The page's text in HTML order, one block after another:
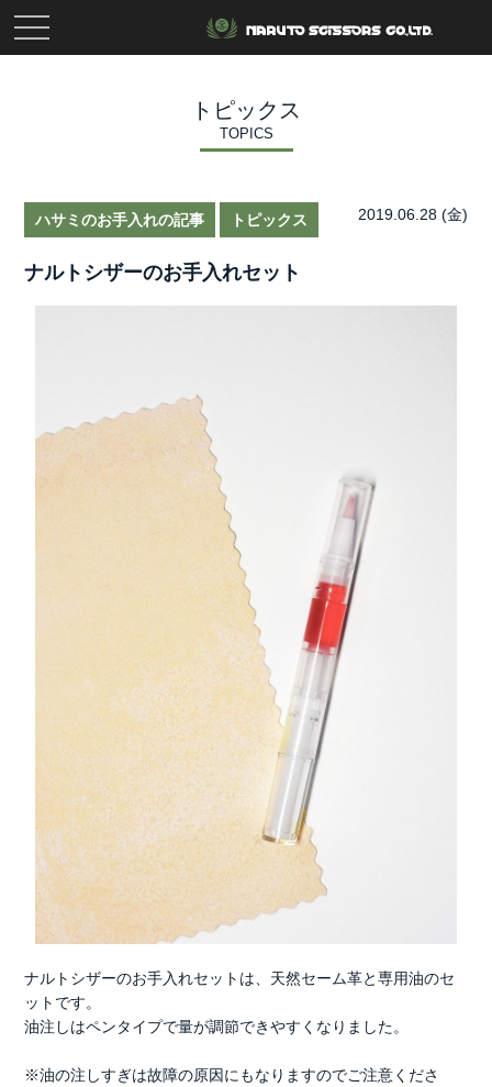
toggle
navigation
トピックス
TOPICS
2019.06.28 (金)
ハサミのお手入れの記事 トピックス
ナルトシザーのお手入れセット
ナルトシザーのお手入れセットは、天然セーム革と専用油のセ
ットです。
油注しはペンタイプで量が調節できやすくなりました。
※油の注しすぎは故障の原因にもなりますのでご注意くださ